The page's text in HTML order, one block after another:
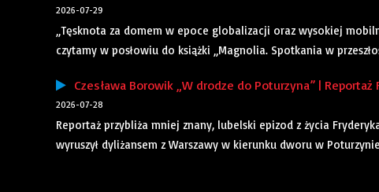
2026-07-29
„Tęsknota za domem w epoce globalizacji oraz wysokiej
czytamy w posłowiu do książki „Magnolia. Spotkania w
Czesława Borowik „W drodze do Poturzyna” | Reportaż
2026-07-28
Reportaż przybliża mniej znany, lubelski epizod z życia
wyruszył dyliżansem z Warszawy w kierunku dworu w